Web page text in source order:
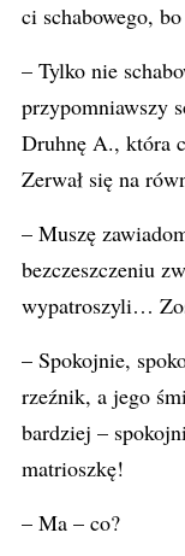
ci schabowego,
– Tylko nie
przypomniawszy
Druhnę A., która
Zerwał się na
– Muszę
bezczeszczeniu
wypatroszyli…
– Spokojnie,
rzeźnik, a jego
bardziej –
matrioszkę!
– Ma – co?